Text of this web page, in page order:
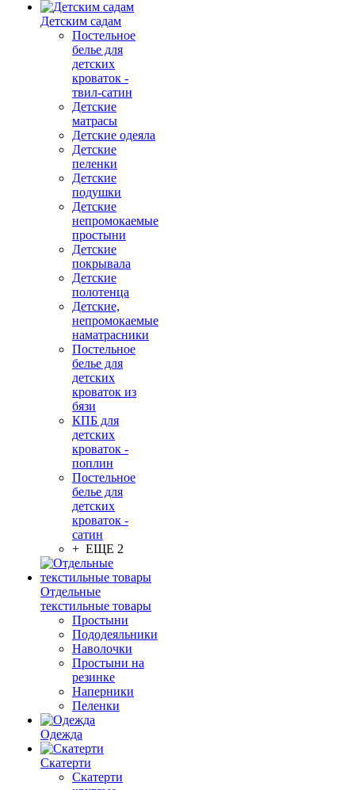
Детским садам
Постельное
белье для
детских
кроваток -
твил-сатин
Детские
матрасы
Детские одеяла
Детские
пеленки
Детские
подушки
Детские
непромокаемые
простыни
Детские
покрывала
Детские
полотенца
Детские,
непромокаемые
наматрасники
Постельное
белье для
детских
кроваток из
бязи
КПБ для
детских
кроваток -
поплин
Постельное
белье для
детских
кроваток -
сатин
+ ЕЩЕ 2
Отдельные
текстильные товары
Простыни
Пододеяльники
Наволочки
Простыни на
резинке
Наперники
Пеленки
Одежда
Скатерти
Скатерти